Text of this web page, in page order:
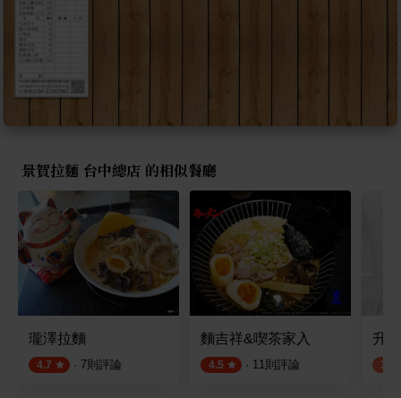
景賀拉麵 台中總店 的相似餐廳
瓏澤拉麵
4.7 · 7則評論
麵吉祥&喫茶家入
4.5 · 11則評論
升
3.9